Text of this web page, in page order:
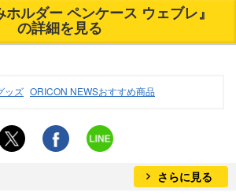
ルダー ペンケース ウェブレ』
の詳細を見る
ッズ ORICON NEWSおすすめ商品
さらに見る